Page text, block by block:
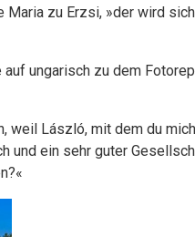
Maria zu Erzsi, »der wird
ungarisch zu dem
László, mit dem du
und ein sehr guter